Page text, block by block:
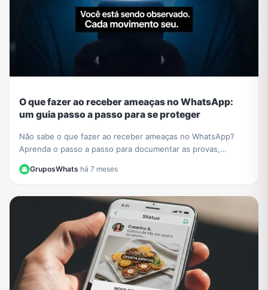
O que fazer ao receber ameaças no WhatsApp:
um guia passo a passo para se proteger
Não sabe o que fazer ao receber ameaças no WhatsApp?
Aprenda o passo a passo para documentar as provas,
GruposWhats·há 7 meses